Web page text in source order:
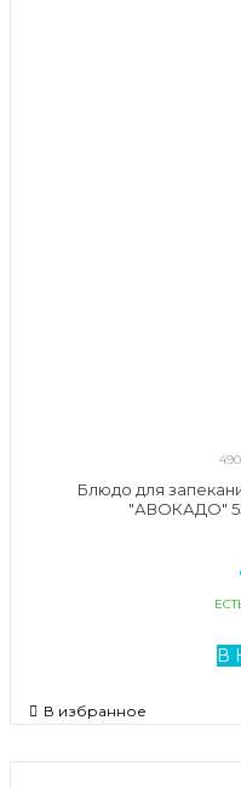
Блюдо для
"АВОКАДО"
В
В избранное